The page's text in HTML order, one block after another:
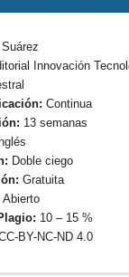
Innovación
Continua
13 semanas
Doble ciego
Gratuita
Abierto
10 – 15 %
BY-NC-ND 4.0